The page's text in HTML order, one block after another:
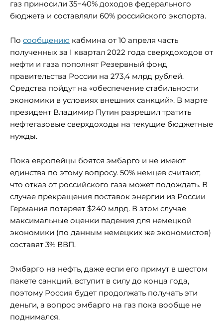
газ приносили 35−40% доходов федерального
бюджета и составляли 60% российского экспорта.
По сообщению кабмина от 10 апреля часть
полученных за I квартал 2022 года сверхдоходов от
нефти и газа пополнят Резервный фонд
правительства России на 273,4 млрд рублей.
Средства пойдут на «обеспечение стабильности
экономики в условиях внешних санкций». В марте
президент Владимир Путин разрешил тратить
нефтегазовые сверхдоходы на текущие бюджетные
нужды.
Пока европейцы боятся эмбарго и не имеют
единства по этому вопросу. 50% немцев считают,
что отказ от российского газа может подождать. В
случае прекращения поставок энергии из России
Германия потеряет $240 млрд. В этом случае
максимальные оценки падения для немецкой
экономики (по данным немецких же экономистов)
составят 3% ВВП.
Эмбарго на нефть, даже если его примут в шестом
пакете санкций, вступит в силу до конца года,
поэтому Россия будет продолжать получать эти
деньги, а вопрос эмбарго на газ пока вообще не
поднимался.